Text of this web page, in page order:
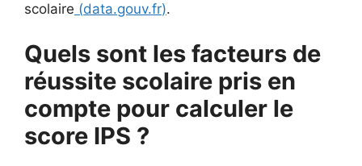
scolaire (data.gouv.fr).
Quels sont les facteurs de
réussite scolaire pris en
compte pour calculer le
score IPS ?